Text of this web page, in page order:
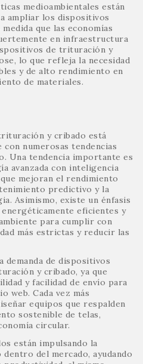
medioambientales están
ampliar los dispositivos
que las economías
en infraestructura
de trituración y
lo que refleja la necesidad
y de alto rendimiento en
de materiales.
y cribado está
numerosas tendencias
Una tendencia importante es
avanzada con inteligencia
mejoran el rendimiento
predictivo y la
Asimismo, existe un énfasis
eficientes y
para cumplir con
más estrictas y reducir las
demanda de dispositivos
y cribado, ya que
y facilidad de envío para
web. Cada vez más
equipos que respalden
sostenible de telas,
circular.
están impulsando la
del mercado, ayudando